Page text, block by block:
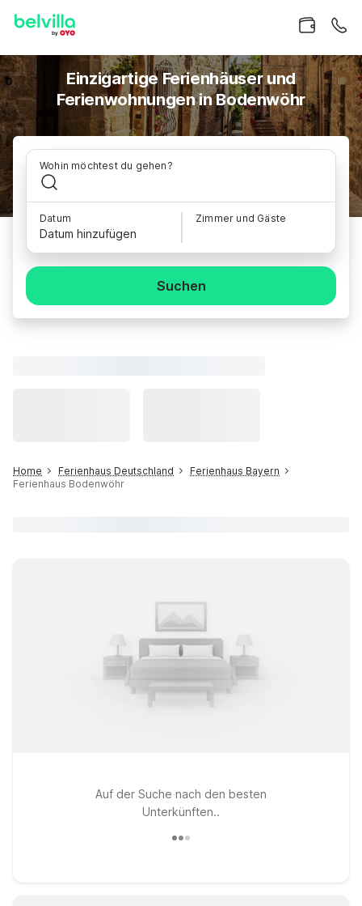
Einzigartige Ferienhäuser und
Ferienwohnungen in Bodenwöhr
Wohin möchtest du gehen?
Datum
Datum hinzufügen
Zimmer und Gäste
Suchen
Home Ferienhaus Deutschland
Ferienhaus Bayern
Ferienhaus Bodenwöhr
Auf der Suche nach den besten
Unterkünften..